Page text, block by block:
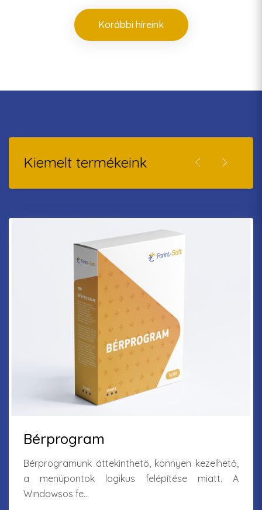
Korábbi híreink
Kiemelt termékeink
Bérprogram
Bérprogramunk áttekinthető, könnyen kezelhető,
a menüpontok logikus felépítése miatt. A
Windowsos fe...